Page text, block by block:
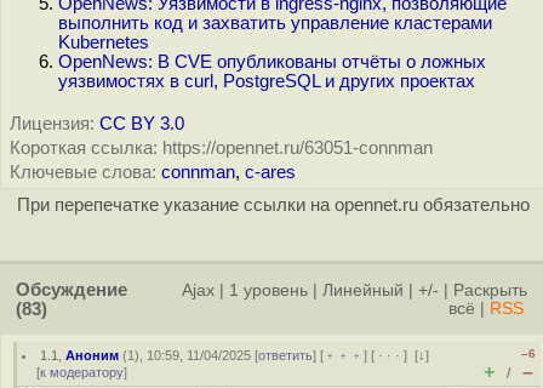
выполнить код и захватить управление кластерами
Kubernetes
OpenNews: В CVE опубликованы отчёты о ложных
уязвимостях в curl, PostgreSQL и других проектах
Лицензия: CC BY 3.0
Короткая ссылка: https://opennet.ru/63051-connman
Ключевые слова: connman, c-ares
При перепечатке указание ссылки на opennet.ru обязательно
Обсуждение
(83)
Ajax 1 уровень Линейный +/-
Раскрыть
всё
RSS
1.1 ,Аноним (1), 10:59, 11/04/2025 [ответить] [ ﹢﹢﹢] [ · · ·][↓]
[к модератору]
–6
+ / –